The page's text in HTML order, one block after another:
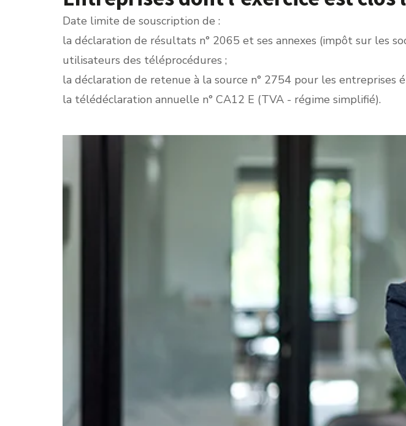
Date limite de souscription de :
la déclaration de résultats n° 2065 et ses annexes (impôt sur les
utilisateurs des téléprocédures ;
la déclaration de retenue à la source n° 2754 pour les
la télédéclaration annuelle n° CA12 E (TVA - régime simplifié).